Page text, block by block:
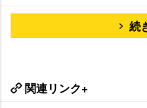
続
関連リンク+